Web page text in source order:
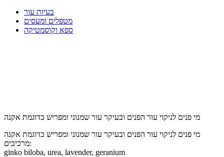
בעיות עור
מטפלים ומעסים
ספא וקוסמטיקה
מי פנים לניקוי עור הפנים ובעיקר עור שמנוני ומפריש כדוגמת אקנה
מי פנים לניקוי עור הפנים ובעיקר עור שמנוני ומפריש כדוגמת אקנה
מרכיבים:
ginko biloba, urea, lavender, geranium